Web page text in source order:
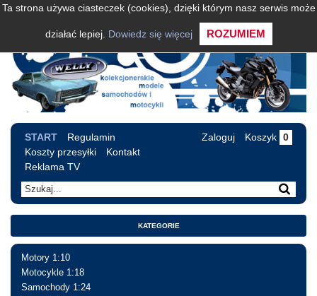
Ta strona używa ciasteczek (cookies), dzięki którym nasz serwis może
działać lepiej. Dowiedz się więcej ROZUMIEM
START
Regulamin
Koszty przesyłki
Kontakt
Reklama TV
Zaloguj Koszyk 0
KATEGORIE
Motory 1:10
Motocykle 1:18
Samochody 1:24